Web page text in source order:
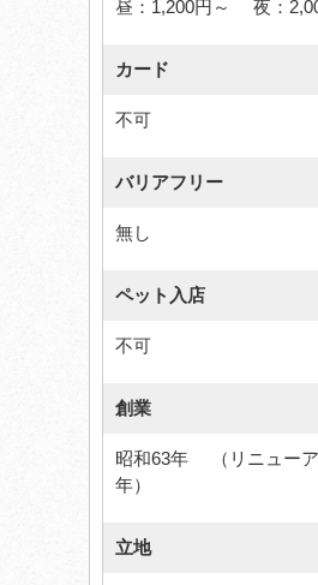
昼：1,200円～ 夜：
カード
不可
バリアフリー
無し
ペット入店
不可
創業
昭和63年 （リニュー
年）
立地